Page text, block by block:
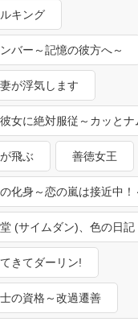
キング
バー～記憶の彼方へ～
が浮気します
女に絶対服従～カッとナ
飛ぶ 善徳女王
化身～恋の嵐は接近中！
(サイムダン)、色の日記
きてダーリン!
の資格～改過遷善